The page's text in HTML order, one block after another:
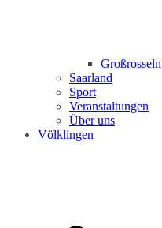
Großrosseln
Saarland
Sport
Veranstaltungen
Über uns
Völklingen